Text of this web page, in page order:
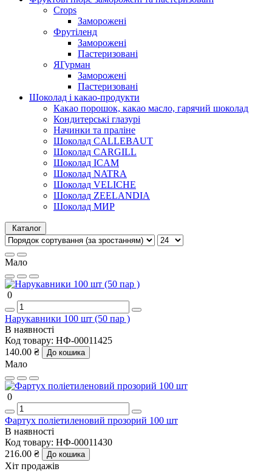
Crops
Заморожені
Фрутіленд
Заморожені
Пастеризовані
ЯГурман
Заморожені
Пастеризовані
Шоколад і какао-продукти
Какао порошок, какао масло, гарячий шоколад
Кондитерські глазурі
Начинки та праліне
Шоколад CALLEBAUT
Шоколад CARGILL
Шоколад ICAM
Шоколад NATRA
Шоколад VELICHE
Шоколад ZEELANDIA
Шоколад МИР
Каталог
Мало
0
Нарукавники 100 шт (50 пар )
В наявності
Код товару: НФ-00011425
140.00 ₴
До кошика
Мало
0
Фартух поліетиленовий прозорий 100 шт
В наявності
Код товару: НФ-00011430
216.00 ₴
До кошика
Хіт продажів